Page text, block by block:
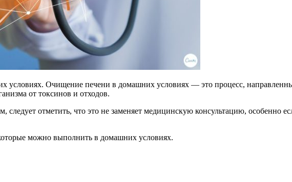
условиях. Очищение печени в домашних условиях — это процесс,
от токсинов и отходов.
отметить, что это не заменяет медицинскую консультацию, особенно
можно выполнить в домашних условиях.